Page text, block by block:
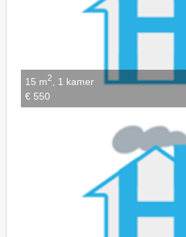
15 m2
, 1 kamer
€ 550